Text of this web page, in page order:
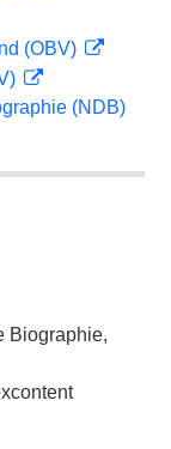
(OBV)
(NDB)
Biographie,